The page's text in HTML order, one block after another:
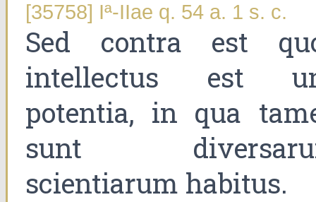
[35758] Iª-IIae q. 54 a. 1 s. c.
Sed contra est
intellectus est
potentia, in qua
sunt
scientiarum habitus.